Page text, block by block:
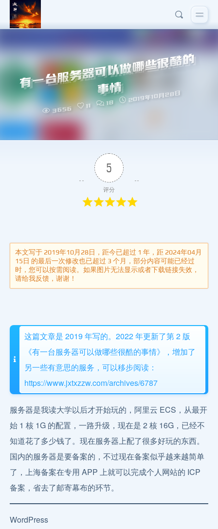
有
一
台
服
务
器
可
以
做
哪
些
很
酷
的
事
情
3656 11 18 2019年10月28日
5
评分
本文写于 2019年10月28日，距今已超过 1 年，距 2024年04月
15日 的最后一次修改也已超过 3 个月，部分内容可能已经过
时，您可以按需阅读。如果图片无法显示或者下载链接失效，
请给我反馈，谢谢！
这篇文章是 2019 年写的。2022 年更新了第 2 版
《有一台服务器可以做哪些很酷的事情》，增加了
另一些有意思的服务，可以移步阅读：
https://www.jxtxzzw.com/archives/6787
服务器是我读大学以后才开始玩的，阿里云 ECS，从最开
始 1 核 1G 的配置，一路升级，现在是 2 核 16G，已经不
知道花了多少钱了。现在服务器上配了很多好玩的东西。
国内的服务器是要备案的，不过现在备案似乎越来越简单
了，上海备案在专用 APP 上就可以完成个人网站的 ICP
备案，省去了邮寄幕布的环节。
WordPress